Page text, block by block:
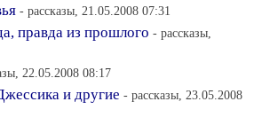
- рассказы, 21.05.2008 07:31
правда из прошлого - рассказы,
22.05.2008 08:17
и другие - рассказы, 23.05.2008